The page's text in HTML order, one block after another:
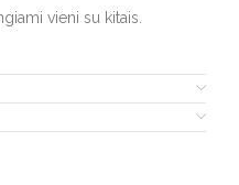
vieni su kitais.